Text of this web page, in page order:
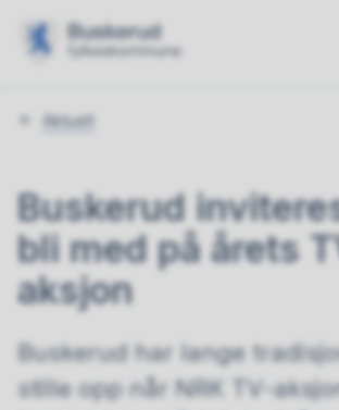
Du
Aktuelt
Buskerud
bli med på årets
aksjon
Buskerud har lange
stille opp når NRK TV-